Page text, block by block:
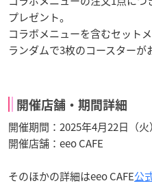
プレゼント。
コラボメニューを含むセット
ランダムで3枚のコースターが
開催店舗・期間詳細
開催期間：2025年4月22日（火
開催店舗：eeo CAFE
そのほかの詳細はeeo CAFE公